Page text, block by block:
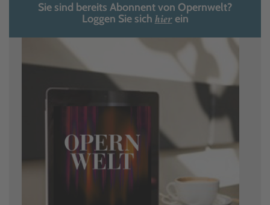
Sie sind bereits Abonnent von Opernwelt?
Loggen Sie sich hierein